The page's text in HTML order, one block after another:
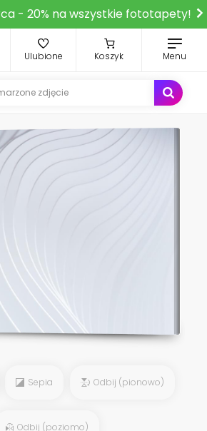
- 20% na wszystkie fototapety!
Ulubione Koszyk Menu
Sepia Odbij (pionowo)
Odbij (poziomo)